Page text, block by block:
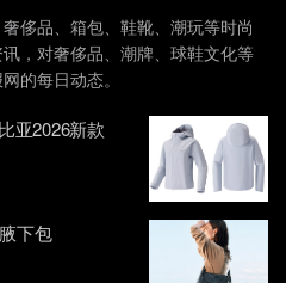
侈品、箱包、鞋靴、潮玩等时尚
，对奢侈品、潮牌、球鞋文化等
的每日动态。
亚2026新款
下包